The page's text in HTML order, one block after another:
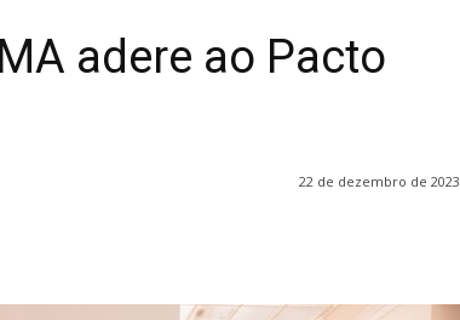
adere ao Pacto
22 de dezembro de 2023